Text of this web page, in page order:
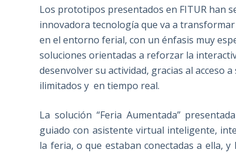
Los prototipos presentados en FITUR han
innovadora tecnología que va a
en el entorno ferial, con un énfasis muy
soluciones orientadas a reforzar la
desenvolver su actividad, gracias al acceso
ilimitados y en tiempo real.
La solución “Feria Aumentada”
guiado con asistente virtual inteligente,
la feria, o que estaban conectadas a ella,